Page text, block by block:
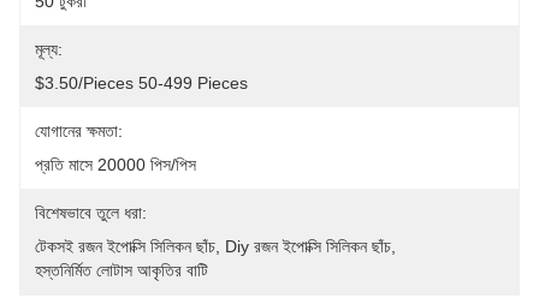
মূল্য:
$3.50/pieces 50-499 Pieces
যোগানের ক্ষমতা:
প্রতি মাসে 20000 পিস/পিস
বিশেষভাবে তুলে ধরা:
টেকসই রজন ইপোক্সি সিলিকন ছাঁচ Diy রজন ইপোক্সি সিলিকন ছাঁচ
হস্তনির্মিত লোটাস আকৃতির বাটি